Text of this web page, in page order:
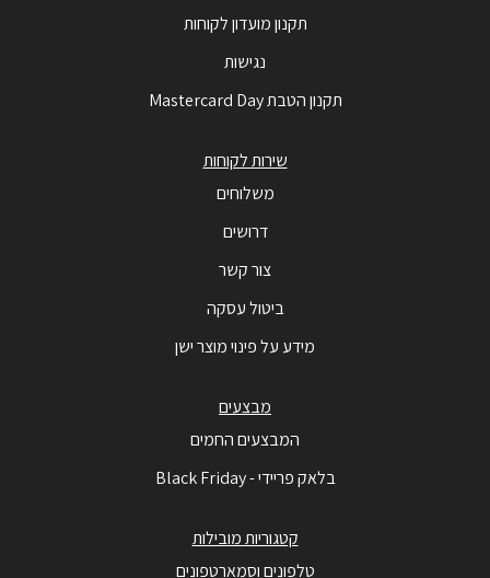
תקנון מועדון לקוחות
נגישות
תקנון הטבת Mastercard Day
שירות לקוחות
משלוחים
דרושים
צור קשר
ביטול עסקה
מידע על פינוי מוצר ישן
מבצעים
המבצעים החמים
בלאק פריידי - Black Friday
קטגוריות מובילות
טלפונים וסמארטפונים